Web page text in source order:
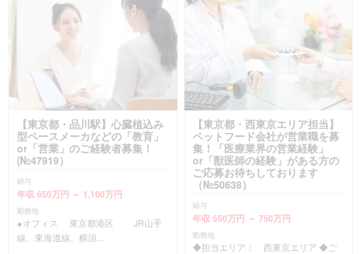
【東京都・品川駅】心臓植込み
型ペースメーカなどの「教育」
or「営業」のご経験者募集！
(№47919）
給与
年収 650万円 ～ 1,100万円
勤務地
●オフィス 東京都港区 JR山手
線、東海道線、横須...
【東京都・西東京エリア担当】
ペットフード会社が営業職を募
集！「医療業界の営業経験」
or「獣医師の経験」がある方の
ご応募お待ちしております
（№50638）
給与
年収 550万円 ～ 750万円
勤務地
◆担当エリア： 西東京エリア ◆ご